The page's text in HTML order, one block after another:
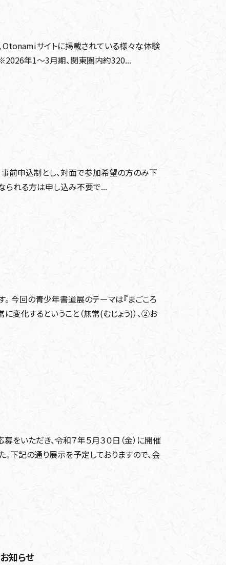
Otonamiサイトに掲載されている様々な体験
※2026年1～3月期、関東圏内約320...
前申込制とし、対面で参加希望の方のみ下
られる方は申し込み不要で...
今回の青少年書道展のテーマは『まごころ
変化するということ（無常(むじょう)）、②お
をいただき、令和７年５月３０日（金）に開催
下記の通り展示を予定しておりますので、会
知らせ